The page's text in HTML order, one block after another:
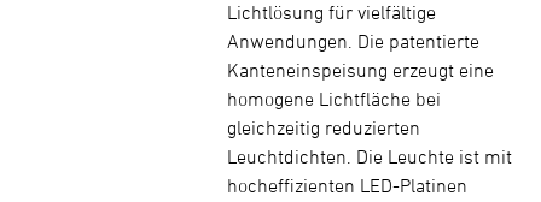
Lichtlösung für vielfältige
Anwendungen. Die patentierte
Kanteneinspeisung erzeugt eine
homogene Lichtfläche bei
gleichzeitig reduzierten
Leuchtdichten. Die Leuchte ist mit
hocheffizienten LED-Platinen